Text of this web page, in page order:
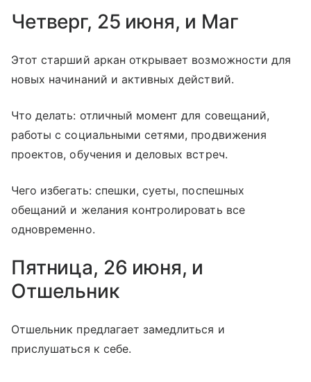
Четверг, 25 июня, и Маг
Этот старший аркан открывает возможности для
новых начинаний и активных действий.
Что делать: отличный момент для совещаний,
работы с социальными сетями, продвижения
проектов, обучения и деловых встреч.
Чего избегать: спешки, суеты, поспешных
обещаний и желания контролировать все
одновременно.
Пятница, 26 июня, и
Отшельник
Отшельник предлагает замедлиться и
прислушаться к себе.